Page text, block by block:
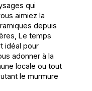
qui
aimiez la
depuis
Le temps
idéal pour
adonner à la
locale ou tout
le murmure